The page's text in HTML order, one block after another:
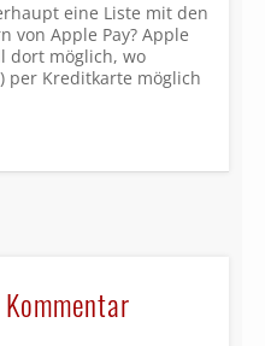
eine Liste mit den
von Apple Pay? Apple
dort möglich, wo
per Kreditkarte möglich